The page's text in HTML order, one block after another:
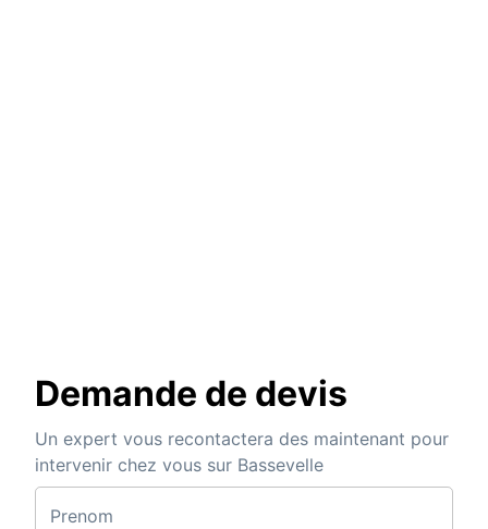
Demande de devis
Un expert vous recontactera des maintenant pour
intervenir chez vous sur Bassevelle
Prenom